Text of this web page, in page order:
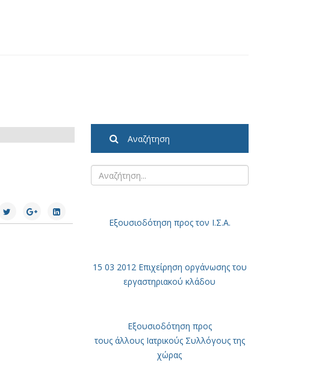
Αναζήτηση
Εξουσιοδότηση προς τον Ι.Σ.Α.
15 03 2012 Επιχείρηση οργάνωσης του
εργαστηριακού κλάδου
Εξουσιοδότηση προς
τους άλλους Ιατρικούς Συλλόγους της
χώρας